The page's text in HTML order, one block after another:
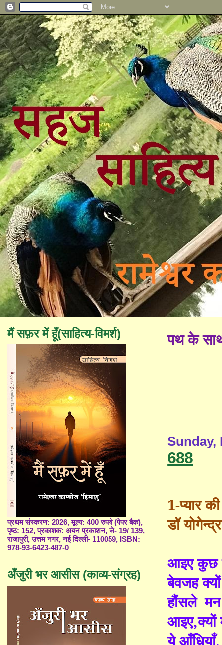
पथ के
Sunday,
688
1-प्यार
डॉ
आइए कुछ
बेवजह
हौंसले
आइए,क्यों
ये आँधियाँ
मैं सफ़र में हूँ(साहित्य-विमर्श)
प्रथम संस्करण: 2026, मूल्य: 400 रुपये (पेपर बैक),
पृष्ठ: 152, प्रकाशक: अयन प्रकाशन, जे- 19/ 139,
राजापुरी, उत्तम नगर, नई दिल्ली- 110059, ISBN:
978-93-6423-487-0
अँजुरी भर आसीस (काव्य-संग्रह)